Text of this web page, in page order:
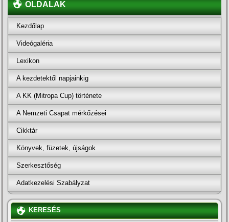
OLDALAK
Kezdőlap
Videógaléria
Lexikon
A kezdetektől napjainkig
A KK (Mitropa Cup) története
A Nemzeti Csapat mérkőzései
Cikktár
Könyvek, füzetek, újságok
Szerkesztőség
Adatkezelési Szabályzat
KERESÉS